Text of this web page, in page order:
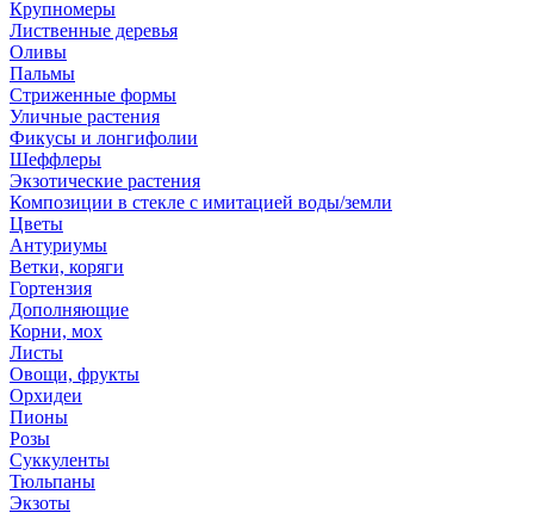
Крупномеры
Лиственные деревья
Оливы
Пальмы
Стриженные формы
Уличные растения
Фикусы и лонгифолии
Шеффлеры
Экзотические растения
Композиции в стекле с имитацией воды/земли
Цветы
Антуриумы
Ветки, коряги
Гортензия
Дополняющие
Корни, мох
Листы
Овощи, фрукты
Орхидеи
Пионы
Розы
Суккуленты
Тюльпаны
Экзоты